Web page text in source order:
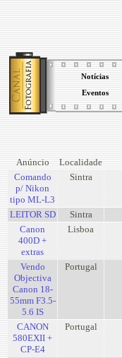
Notícias
Eventos
Anúncio Localidade
Comando
p/ Nikon
tipo ML-L3
Sintra
LEITOR SD Sintra
Canon
400D +
extras
Lisboa
Vendo
Objectiva
Canon 18-
55mm F3.5-
5.6 IS
Portugal
CANON
580EXII +
CP-E4
Portugal